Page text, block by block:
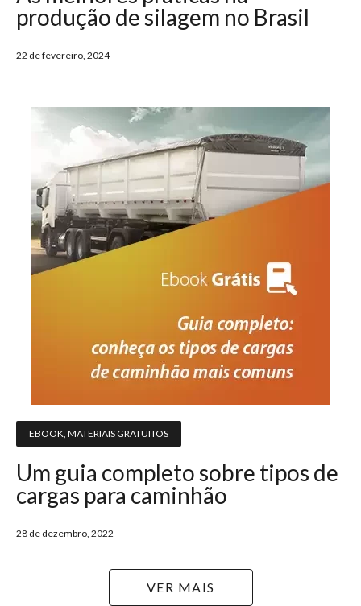
produção de silagem no Brasil
22 de fevereiro, 2024
EBOOK MATERIAIS GRATUITOS
Um guia completo sobre tipos de
cargas para caminhão
28 de dezembro, 2022
VER MAIS